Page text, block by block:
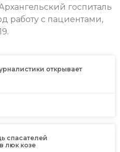
госпиталь
работу с пациентами,
открывает
спасателей
люк козе